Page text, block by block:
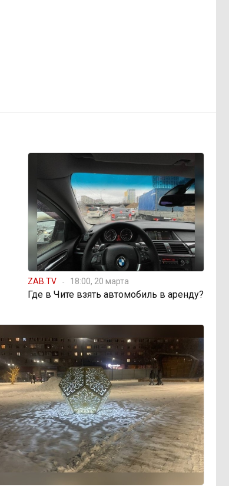
ZAB.TV 18:00, 20 марта
Где в Чите взять автомобиль в аренду?